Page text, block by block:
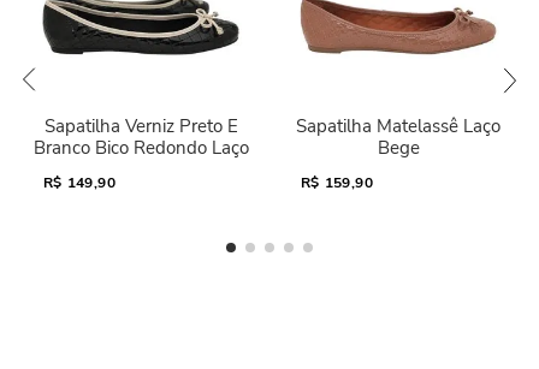
Sapatilha Verniz Preto E
Branco Bico Redondo Laço
R$ 149,90
Sapatilha Matelassê Laço
Bege
R$ 159,90